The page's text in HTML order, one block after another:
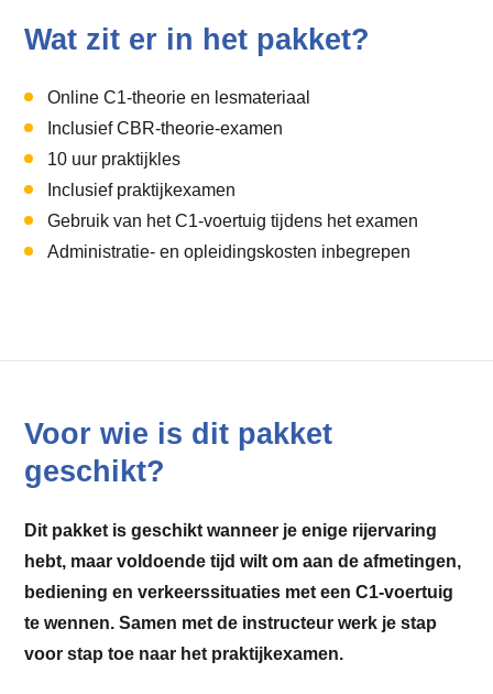
Wat zit er in het pakket?
Online C1-theorie en lesmateriaal
Inclusief CBR-theorie-examen
10 uur praktijkles
Inclusief praktijkexamen
Gebruik van het C1-voertuig tijdens het examen
Administratie- en opleidingskosten inbegrepen
Voor wie is dit pakket
geschikt?
Dit pakket is geschikt wanneer je enige rijervaring
hebt, maar voldoende tijd wilt om aan de afmetingen,
bediening en verkeerssituaties met een C1-voertuig
te wennen. Samen met de instructeur werk je stap
voor stap toe naar het praktijkexamen.